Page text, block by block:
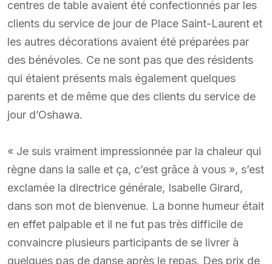
centres de table avaient été confectionnés par les
clients du service de jour de Place Saint-Laurent et
les autres décorations avaient été préparées par
des bénévoles. Ce ne sont pas que des résidents
qui étaient présents mais également quelques
parents et de même que des clients du service de
jour d’Oshawa.
« Je suis vraiment impressionnée par la chaleur qui
règne dans la salle et ça, c’est grâce à vous », s’est
exclamée la directrice générale, Isabelle Girard,
dans son mot de bienvenue. La bonne humeur était
en effet palpable et il ne fut pas très difficile de
convaincre plusieurs participants de se livrer à
quelques pas de danse après le repas. Des prix de